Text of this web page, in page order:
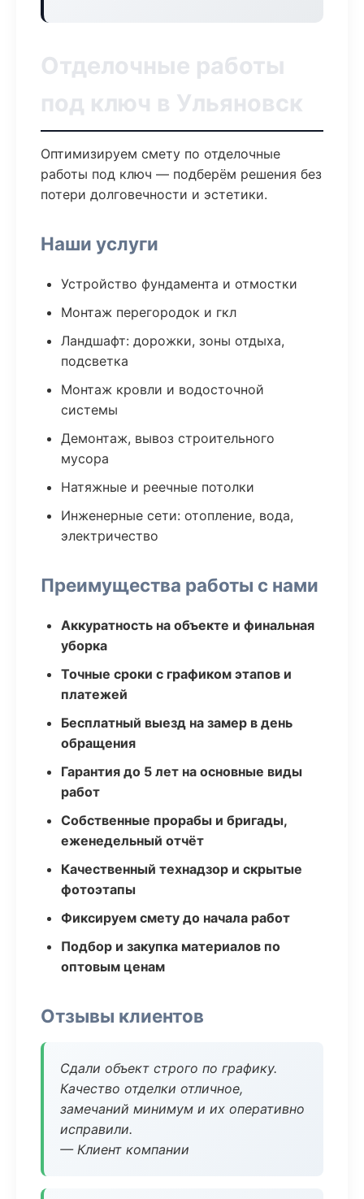
Отделочные работы
под ключ в Ульяновск
Оптимизируем смету по отделочные
работы под ключ — подберём решения без
потери долговечности и эстетики.
Наши услуги
Устройство фундамента и отмостки
Монтаж перегородок и гкл
Ландшафт: дорожки, зоны отдыха,
подсветка
Монтаж кровли и водосточной
системы
Демонтаж, вывоз строительного
мусора
Натяжные и реечные потолки
Инженерные сети: отопление, вода,
электричество
Преимущества работы с нами
Аккуратность на объекте и финальная
уборка
Точные сроки с графиком этапов и
платежей
Бесплатный выезд на замер в день
обращения
Гарантия до 5 лет на основные виды
работ
Собственные прорабы и бригады,
еженедельный отчёт
Качественный технадзор и скрытые
фотоэтапы
Фиксируем смету до начала работ
Подбор и закупка материалов по
оптовым ценам
Отзывы клиентов
Сдали объект строго по графику.
Качество отделки отличное,
замечаний минимум и их оперативно
исправили.
— Клиент компании